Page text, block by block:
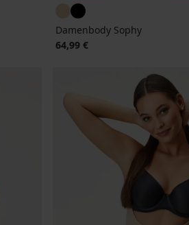
Damenbody Sophy
64,99 €